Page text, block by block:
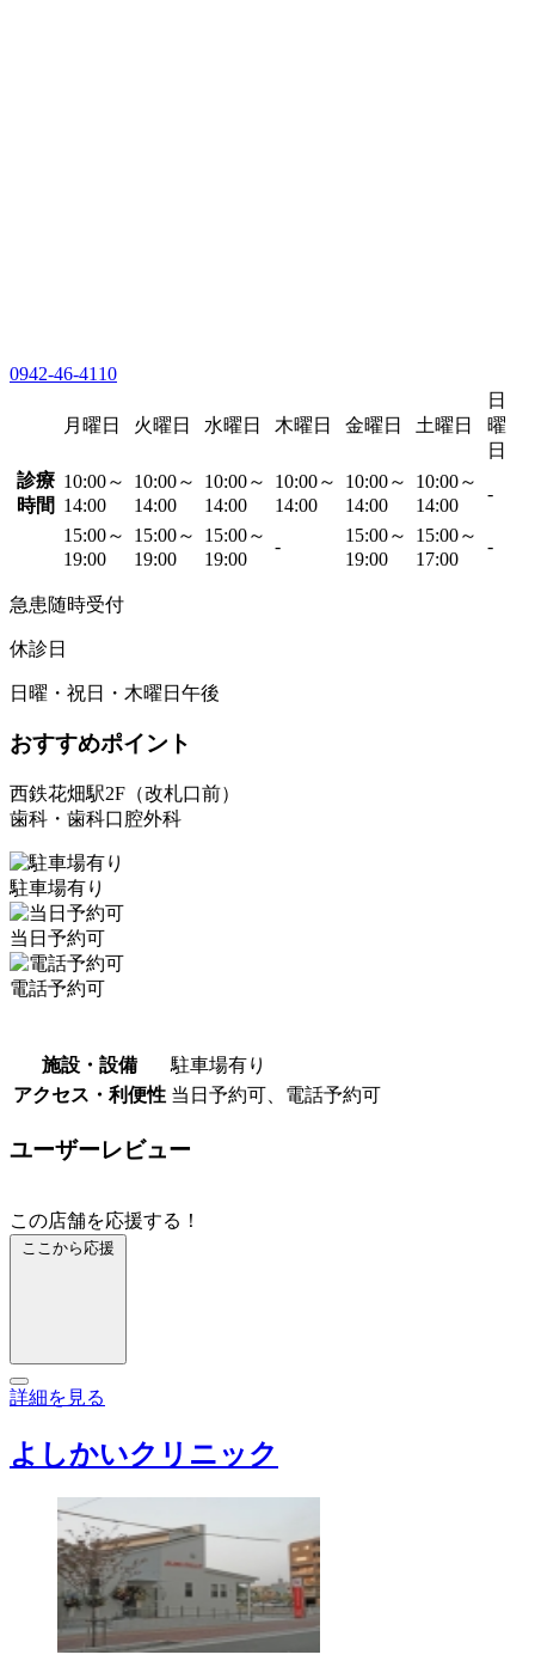
0942-46-4110
月曜日 火曜日 水曜日 木曜日 金曜日 土曜日
日
曜
日
診療
時間
10:00～
14:00
10:00～
14:00
10:00～
14:00
10:00～
14:00
10:00～
14:00
10:00～
14:00
-
15:00～
19:00
15:00～
19:00
15:00～
19:00
-
15:00～
19:00
15:00～
17:00
-
急患随時受付
休診日
日曜・祝日・木曜日午後
おすすめポイント
西鉄花畑駅2F（改札口前）
歯科・歯科口腔外科
駐車場有り
当日予約可
電話予約可
施設・設備
駐車場有り
アクセス・利便性 当日予約可、電話予約可
ユーザーレビュー
この店舗を応援する！
ここから応援
詳細を見る
よしかいクリニック